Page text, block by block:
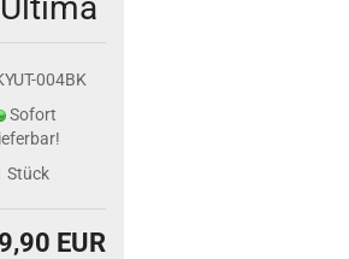
004BK
Sofort
Stück
EUR